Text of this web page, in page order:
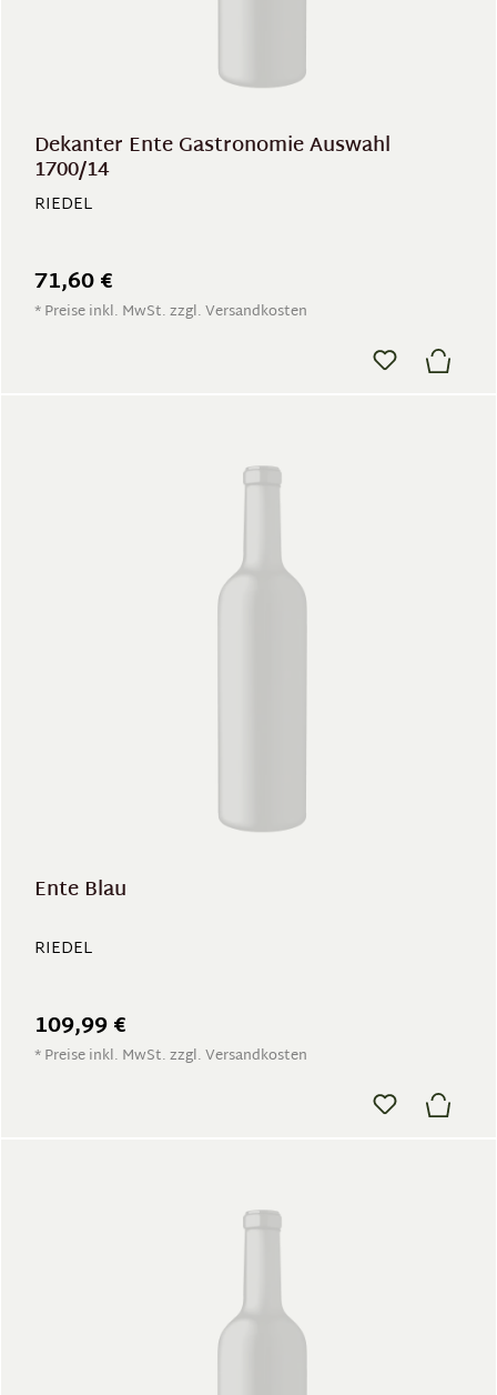
Dekanter Ente Gastronomie Auswahl
1700/14
RIEDEL
71,60 €
* Preise inkl. MwSt. zzgl. Versandkosten
Ente Blau
RIEDEL
109,99 €
* Preise inkl. MwSt. zzgl. Versandkosten